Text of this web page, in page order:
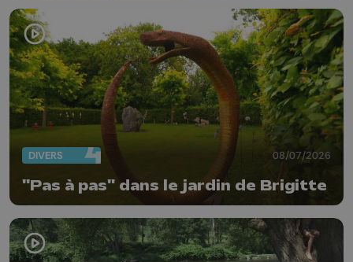
DIVERS 08/07/2026
"Pas à pas" dans le jardin de Brigitte